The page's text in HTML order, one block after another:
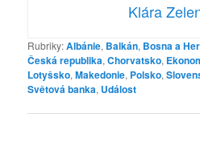
Klára
Rubriky:Albánie, Balkán, Bosna a
Česká republika,Chorvatsko,
Lotyšsko,Makedonie, Polsko,
Světová banka, Událost